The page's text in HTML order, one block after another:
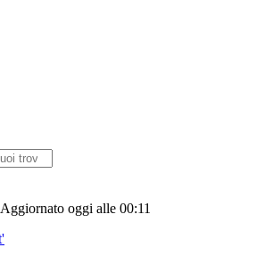
Aggiornato oggi alle 00:11